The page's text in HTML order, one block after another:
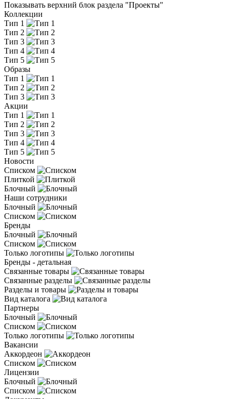
Показывать верхний блок раздела "Проекты"
Коллекции
Тип 1
Тип 2
Тип 3
Тип 4
Тип 5
Образы
Тип 1
Тип 2
Тип 3
Акции
Тип 1
Тип 2
Тип 3
Тип 4
Тип 5
Новости
Списком
Плиткой
Блочный
Наши сотрудники
Блочный
Списком
Бренды
Блочный
Списком
Только логотипы
Бренды - детальная
Связанные товары
Связанные разделы
Разделы и товары
Вид каталога
Партнеры
Блочный
Списком
Только логотипы
Вакансии
Аккордеон
Списком
Лицензии
Блочный
Списком